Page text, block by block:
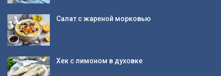
Салат с жареной морковью
Хек с лимоном в духовке